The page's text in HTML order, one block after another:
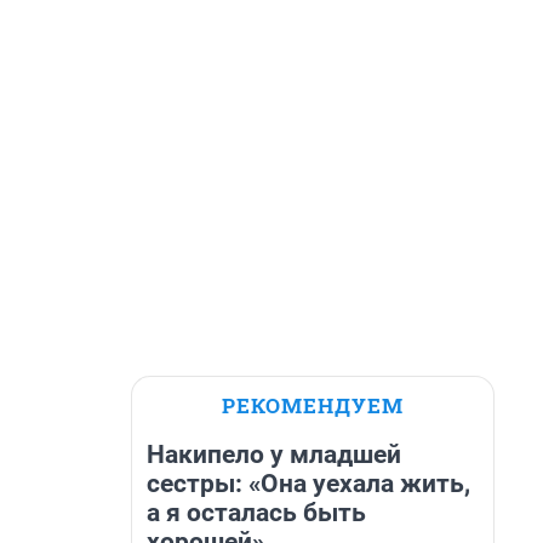
РЕКОМЕНДУЕМ
Накипело у младшей
сестры: «Она уехала жить,
а я осталась быть